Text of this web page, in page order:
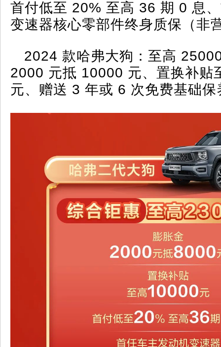
首付低至 20% 至高 36 期 0 息
变速器核心零部件终身质保（非
2024 款哈弗大狗：至高
2000 元抵 10000 元、置换补贴
元、赠送 3 年或 6 次免费基础保